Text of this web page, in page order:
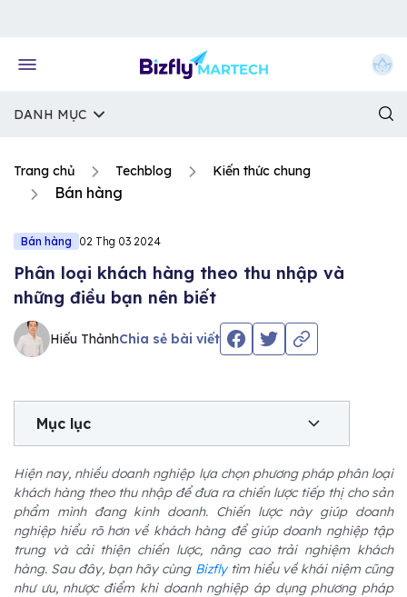
DANH MỤC
Trang chủ Techblog Kiến thức chung
Bán hàng
Bán hàng 02 Thg 03 2024
Phân loại khách hàng theo thu nhập và
những điều bạn nên biết
Hiếu ThảnhChia sẻ bài viết
Mục lục
Hiện nay, nhiều doanh nghiệp lựa chọn phương pháp phân loại
khách hàng theo thu nhập để đưa ra chiến lược tiếp thị cho sản
phẩm mình đang kinh doanh. Chiến lược này giúp doanh
nghiệp hiểu rõ hơn về khách hàng để giúp doanh nghiệp tập
trung và cải thiện chiến lược, nâng cao trải nghiệm khách
hàng. Sau đây, bạn hãy cùng Bizflytìm hiểu về khái niệm cũng
như ưu, nhược điểm khi doanh nghiệp áp dụng phương pháp